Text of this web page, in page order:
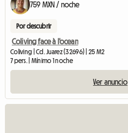
759 MXN / noche
Por descubrir
Coliving face à l'ocean
Coliving | Cd. Juarez (32696) | 25 M2
7 pers. | Mínimo 1 noche
Ver anuncio